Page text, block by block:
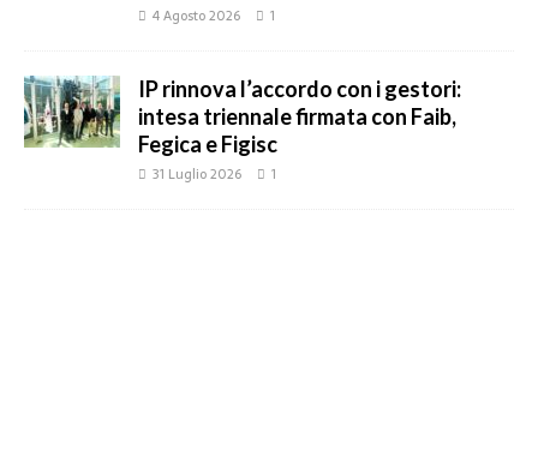
4 Agosto 2026 1
IP rinnova l’accordo con i gestori:
intesa triennale firmata con Faib,
Fegica e Figisc
31 Luglio 2026 1